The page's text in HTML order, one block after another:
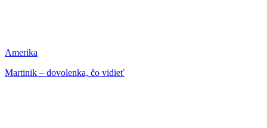
Amerika
Martinik – dovolenka, čo vidieť